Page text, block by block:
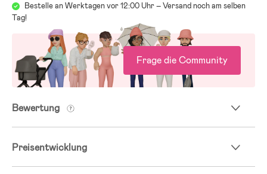
Bestelle an Werktagen vor 12:00 Uhr – Versand noch am selben
Tag!
Frage die Community
Bewertung
Preisentwicklung